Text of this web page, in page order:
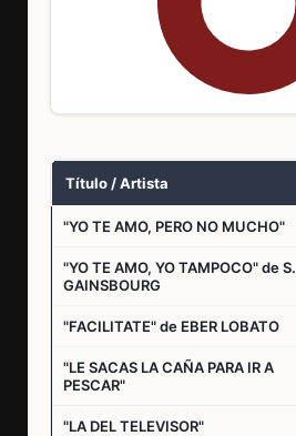
Título / Artista
"YO TE AMO, PERO NO MUCHO"
"YO TE AMO, YO TAMPOCO" de S.
GAINSBOURG
"FACILITATE" de EBER LOBATO
"LE SACAS LA CAÑA PARA IR A
PESCAR"
"LA DEL TELEVISOR"